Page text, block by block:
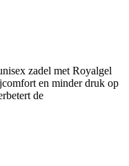
zadel met Royalgel
en minder druk op
de